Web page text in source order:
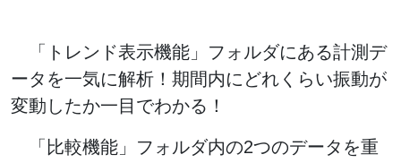
「トレンド表示機能」フォルダにある計測デ
ータを一気に解析！期間内にどれくらい振動が
変動したか一目でわかる！
「比較機能」フォルダ内の2つのデータを重